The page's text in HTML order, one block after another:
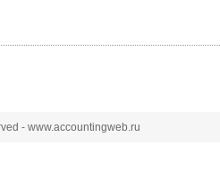
- www.accountingweb.ru